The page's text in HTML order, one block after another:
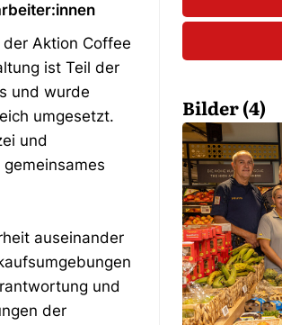
Aktion Coffee
ist Teil der
und wurde
umgesetzt.
und
auseinander
und
der
Bilder (4)